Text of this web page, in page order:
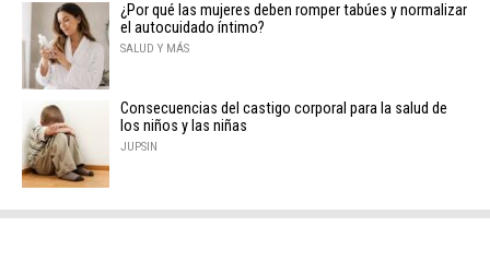
¿Por qué las mujeres deben romper tabúes y normalizar
el autocuidado íntimo?
SALUD Y MÁS
Consecuencias del castigo corporal para la salud de
los niños y las niñas
JUPSIN